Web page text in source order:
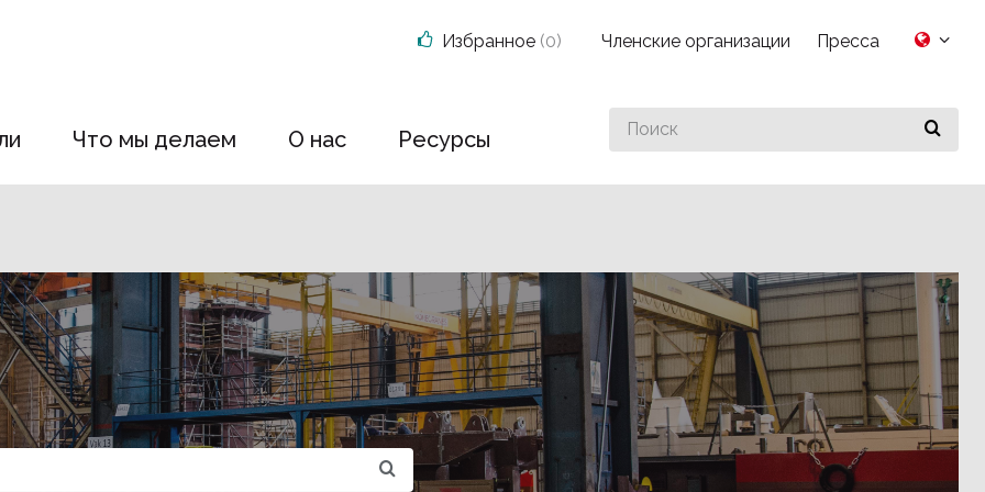
Что мы делаем О нас Ресурсы
Search
for
Избранное (0) Членские организации Пресса